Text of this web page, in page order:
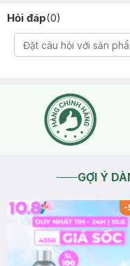
Hỏi đáp(0)
GỢI Ý
-